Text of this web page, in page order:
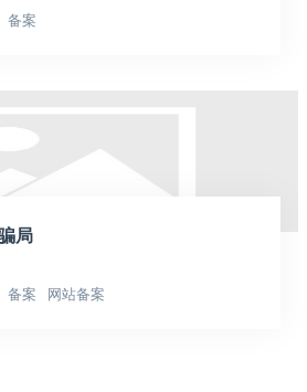
备案
局
备案 网站备案